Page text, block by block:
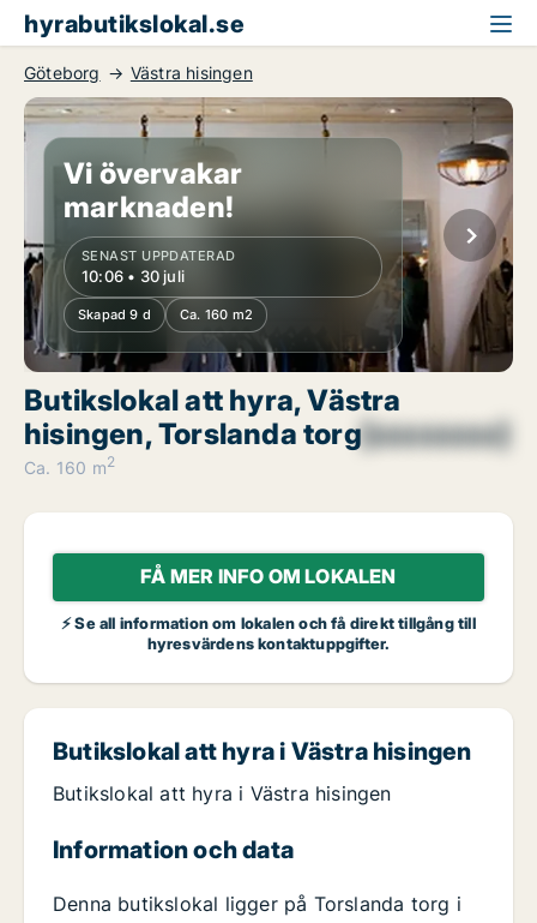
hyrabutikslokal.se
Göteborg Västra hisingen
Vi övervakar
marknaden!
SENAST UPPDATERAD
10:06 • 30 juli
Skapad 9 d Ca. 160 m2
Butikslokal att hyra, Västra
hisingen, Torslanda torg[xxxxxxxx]
Ca. 160 m2
FÅ MER INFO OM LOKALEN
⚡ Se all information om lokalen och få direkt tillgång till
hyresvärdens kontaktuppgifter.
Butikslokal att hyra i Västra hisingen
Butikslokal att hyra i Västra hisingen
Information och data
Denna butikslokal ligger på Torslanda torg i